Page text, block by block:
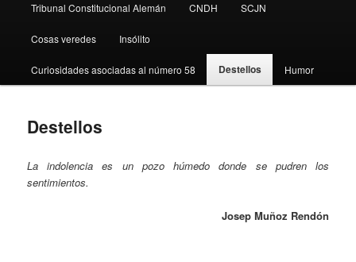
Tribunal Constitucional Alemán CNDH SCJN
Cosas veredes Insólito
Curiosidades asociadas al número 58 Destellos Humor
Destellos
La indolencia es un pozo húmedo donde se pudren los
sentimientos.
Josep Muñoz Rendón